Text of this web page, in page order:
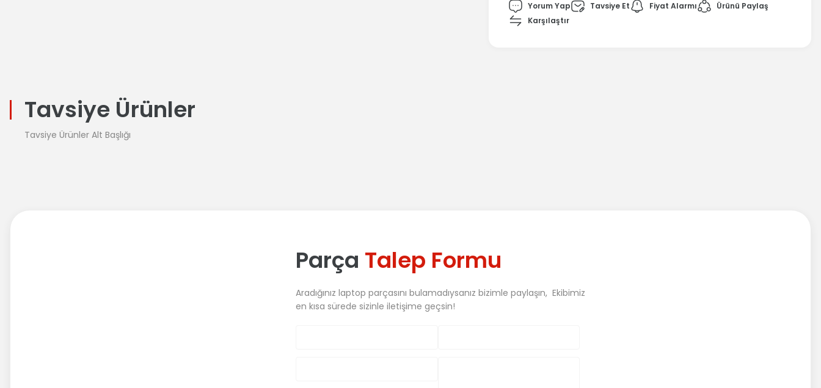
Yorum Yap Tavsiye Et Fiyat Alarmı
Ürünü Paylaş
Karşılaştır
Tavsiye Ürünler
Tavsiye Ürünler Alt Başlığı
Parça Talep Formu
Aradığınız laptop parçasını bulamadıysanız bizimle paylaşın, Ekibimiz
en kısa sürede sizinle iletişime geçsin!